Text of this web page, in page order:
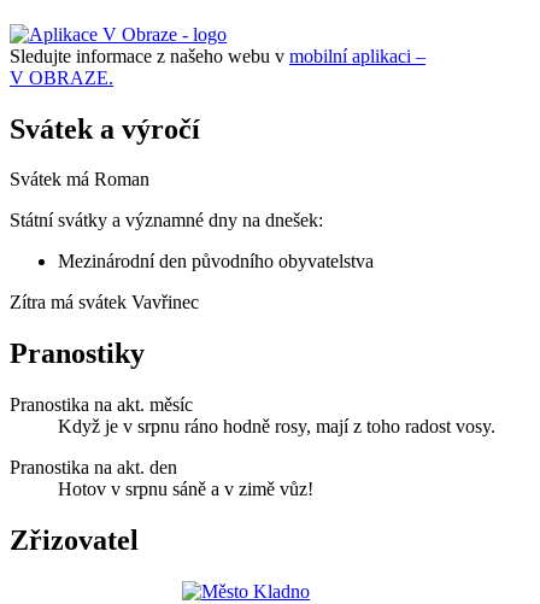
Sledujte informace z našeho webu v mobilní aplikaci –
V OBRAZE.
Svátek a výročí
Svátek má Roman
Státní svátky a významné dny na dnešek:
Mezinárodní den původního obyvatelstva
Zítra má svátek Vavřinec
Pranostiky
Pranostika na akt. měsíc
Když je v srpnu ráno hodně rosy, mají z toho radost vosy.
Pranostika na akt. den
Hotov v srpnu sáně a v zimě vůz!
Zřizovatel